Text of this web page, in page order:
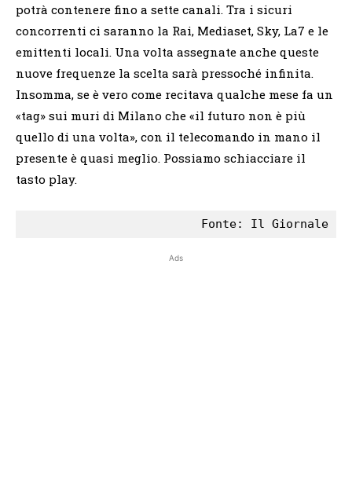
potrà contenere fino a sette canali. Tra i sicuri
concorrenti ci saranno la Rai, Mediaset, Sky, La7 e le
emittenti locali. Una volta assegnate anche queste
nuove frequenze la scelta sarà pressoché infinita.
Insomma, se è vero come recitava qualche mese fa un
«tag» sui muri di Milano che «il futuro non è più
quello di una volta», con il telecomando in mano il
presente è quasi meglio. Possiamo schiacciare il
tasto play.
Ads